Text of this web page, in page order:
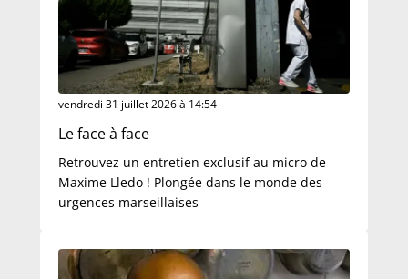
vendredi 31 juillet 2026 à 14:54
Le face à face
Retrouvez un entretien exclusif au micro de
Maxime Lledo ! Plongée dans le monde des
urgences marseillaises